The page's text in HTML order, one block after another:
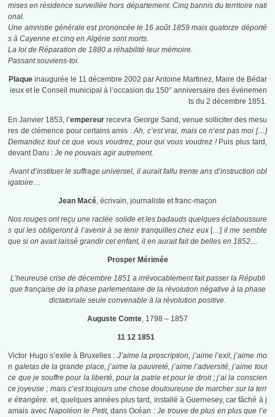
mises en résidence surveillée hors département. Cinq bannis du territoire nati
onal.
Une amnistie générale est prononcée le 16 août 1859 mais quatorze déporté
s à Cayenne et cinq en Algérie sont morts.
La loi de Réparation de 1880 a réhabilité leur mémoire.
Passant souviens-toi.
Plaqueinaugurée le 11 décembre 2002 par Antoine Martinez, Maire de Bédar
ieux et le Conseil municipal à l’occasion du 150° anniversaire des événemen
ts du 2 décembre 1851.
En Janvier 1853, l’empereur recevra George Sand, venue solliciter des mesu
res de clémence pour certains amis :Ah, c’est vrai, mais ce n’est pas moi […]
Demandez tout ce que vous voudrez, pour qui vous voudrez !Puis plus tard,
devant Daru :Je ne pouvais agir autrement.
Avant d’instituer le suffrage universel, il aurait fallu trente ans d’instruction obl
igatoire…
Jean Macé, écrivain, journaliste et franc-maçon
Nos rouges ont reçu une raclée solide et les badauds quelques éclaboussure
s qui les obligeront à l’avenir à se tenir tranquilles chez eux […] il me semble
que si on avait laissé grandir cet enfant, il en aurait fait de belles en 1852…
Prosper Mérimée
L’heureuse crise de décembre 1851 a irrévocablement fait passer la Républi
que française de la phase parlementaire de la révolution négative à la phase
dictatoriale seule convenable à la révolution positive.
Auguste Comte, 1798 – 1857
11 12 1851
Victor Hugo s’exile à Bruxelles : J’aime la proscription, j’aime l’exil, j’aime mo
n galetas de la grande place, j’aime la pauvreté, j’aime l’adversité, j’aime tout
ce que je souffre pour la liberté, pour la patrie et pour le droit ; j’ai la conscien
ce joyeuse ; mais c’est toujours une chose douloureuse de marcher sur la terr
e étrangère. et, quelques années plus tard, installé à Guernesey, car fâché à j
amais avec Napoléon le Petit,dans Océan :Je trouve de plus en plus que l’e